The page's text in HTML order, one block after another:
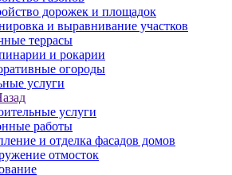
дорожек и площадок
и выравнивание участков
террасы
и рокарии
огороды
услуги
услуги
работы
и отделка фасадов домов
отмосток